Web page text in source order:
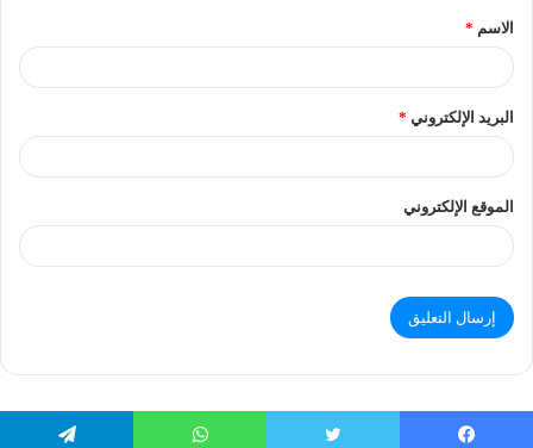
الاسم *
البريد الإلكتروني *
الموقع الإلكتروني